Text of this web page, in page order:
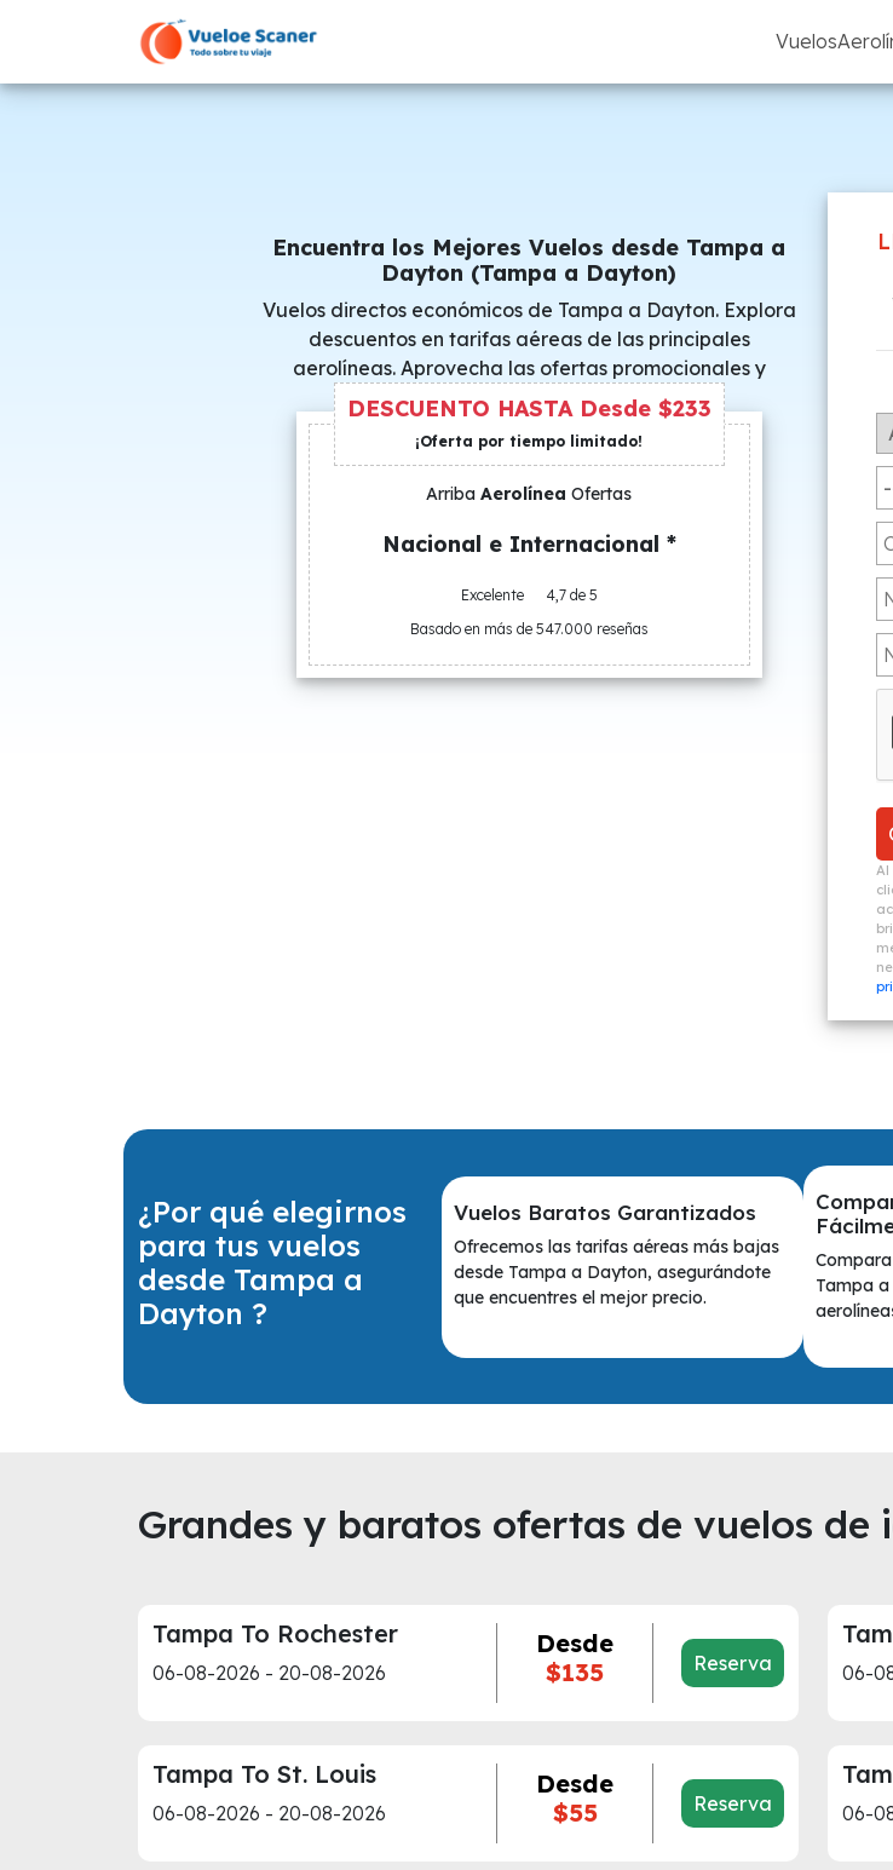
Vuelos
Encuentra los Mejores Vuelos desde Tampa a
Dayton (Tampa a Dayton)
Vuelos directos económicos de Tampa a Dayton. Explora
descuentos en tarifas aéreas de las principales
aerolíneas. Aprovecha las ofertas promocionales y
consigue precios especiales.
DESCUENTO HASTA Desde $233
¡Oferta por tiempo limitado!
Arriba Aerolínea Ofertas
Nacional e Internacional *
Excelente
4,7 de 5
Basado en más de 547.000 reseñas
Al
¿Por qué elegirnos
para tus vuelos
desde Tampa a
Dayton ?
Vuelos Baratos Garantizados
Ofrecemos las tarifas aéreas más bajas
desde Tampa a Dayton, asegurándote
que encuentres el mejor precio.
Tampa
Grandes y baratos ofertas de vuelos de
Tampa To Rochester
06-08-2026 - 20-08-2026
Desde
$135
Reserva 06-
Tampa To St. Louis
06-08-2026 - 20-08-2026
Desde
$55
Reserva 06-